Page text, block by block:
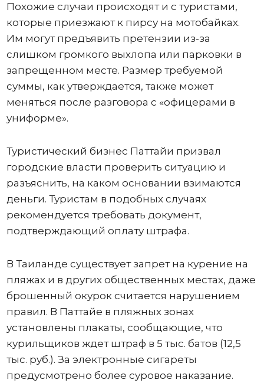
Похожие случаи происходят и с туристами,
которые приезжают к пирсу на мотобайках.
Им могут предъявить претензии из-за
слишком громкого выхлопа или парковки в
запрещенном месте. Размер требуемой
суммы, как утверждается, также может
меняться после разговора с «офицерами в
униформе».
Туристический бизнес Паттайи призвал
городские власти проверить ситуацию и
разъяснить, на каком основании взимаются
деньги. Туристам в подобных случаях
рекомендуется требовать документ,
подтверждающий оплату штрафа.
В Таиланде существует запрет на курение на
пляжах и в других общественных местах, даже
брошенный окурок считается нарушением
правил. В Паттайе в пляжных зонах
установлены плакаты, сообщающие, что
курильщиков ждет штраф в 5 тыс. батов (12,5
тыс. руб.). За электронные сигареты
предусмотрено более суровое наказание.